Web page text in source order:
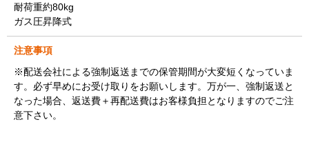
耐荷重約80kg
ガス圧昇降式
注意事項
※配送会社による強制返送までの保管期間が大変短くなっていま
す。必ず早めにお受け取りをお願いします。万が一、強制返送と
なった場合、返送費＋再配送費はお客様負担となりますのでご注
意下さい。